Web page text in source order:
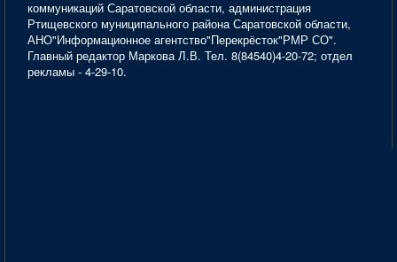
коммуникаций Саратовской области, администрация
Ртищевского муниципального района Саратовской области,
АНО"Информационное агентство"Перекрёсток"РМР СО".
Главный редактор Маркова Л.В. Тел. 8(84540)4-20-72; отдел
рекламы - 4-29-10.